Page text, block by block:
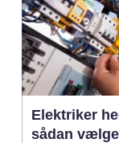
Elektriker
sådan